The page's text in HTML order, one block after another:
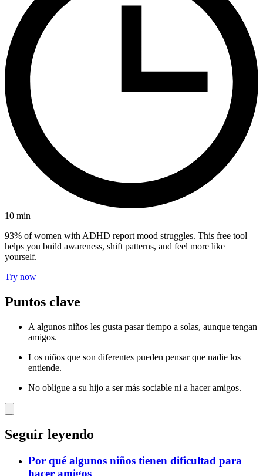
10 min
93% of women with ADHD report mood struggles. This free tool
helps you build awareness, shift patterns, and feel more like
yourself.
Try now
Puntos clave
A algunos niños les gusta pasar tiempo a solas, aunque tengan
amigos.
Los niños que son diferentes pueden pensar que nadie los
entiende.
No obligue a su hijo a ser más sociable ni a hacer amigos.
Seguir leyendo
Por qué algunos niños tienen dificultad para
hacer amigos